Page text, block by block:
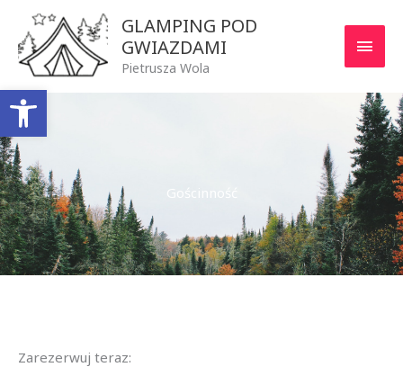
Otwórz pasek narzędzi
Przejdź
treści
GLAMPING POD
GWIAZDAMI
Pietrusza Wola
Gościnność
Zarezerwuj teraz: